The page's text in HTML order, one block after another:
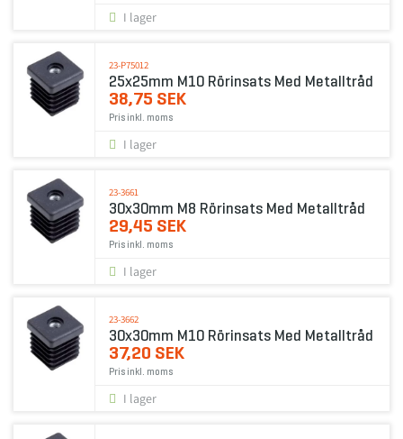
I lager
23-P75012
25x25mm M10 Rörinsats Med Metalltråd
38,75 SEK
Pris inkl. moms
I lager
23-3661
30x30mm M8 Rörinsats Med Metalltråd
29,45 SEK
Pris inkl. moms
I lager
23-3662
30x30mm M10 Rörinsats Med Metalltråd
37,20 SEK
Pris inkl. moms
I lager